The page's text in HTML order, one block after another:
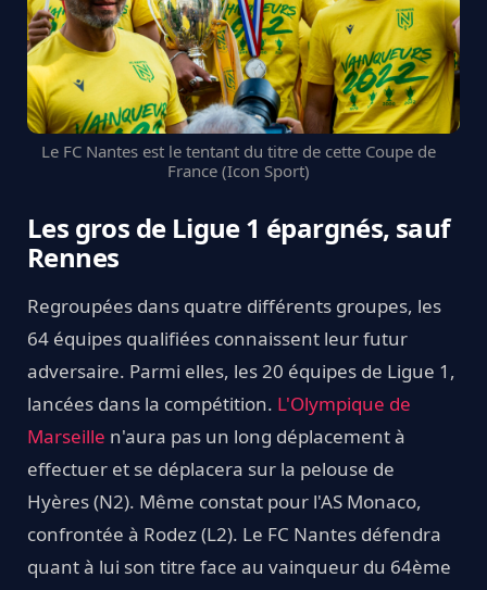
Le FC Nantes est le tentant du titre de cette Coupe de
France (Icon Sport)
Les gros de Ligue 1 épargnés, sauf
Rennes
Regroupées dans quatre différents groupes, les
64 équipes qualifiées connaissent leur futur
adversaire. Parmi elles, les 20 équipes de Ligue 1,
lancées dans la compétition. L'Olympique de
Marseille n'aura pas un long déplacement à
effectuer et se déplacera sur la pelouse de
Hyères (N2). Même constat pour l'AS Monaco,
confrontée à Rodez (L2). Le FC Nantes défendra
quant à lui son titre face au vainqueur du 64ème